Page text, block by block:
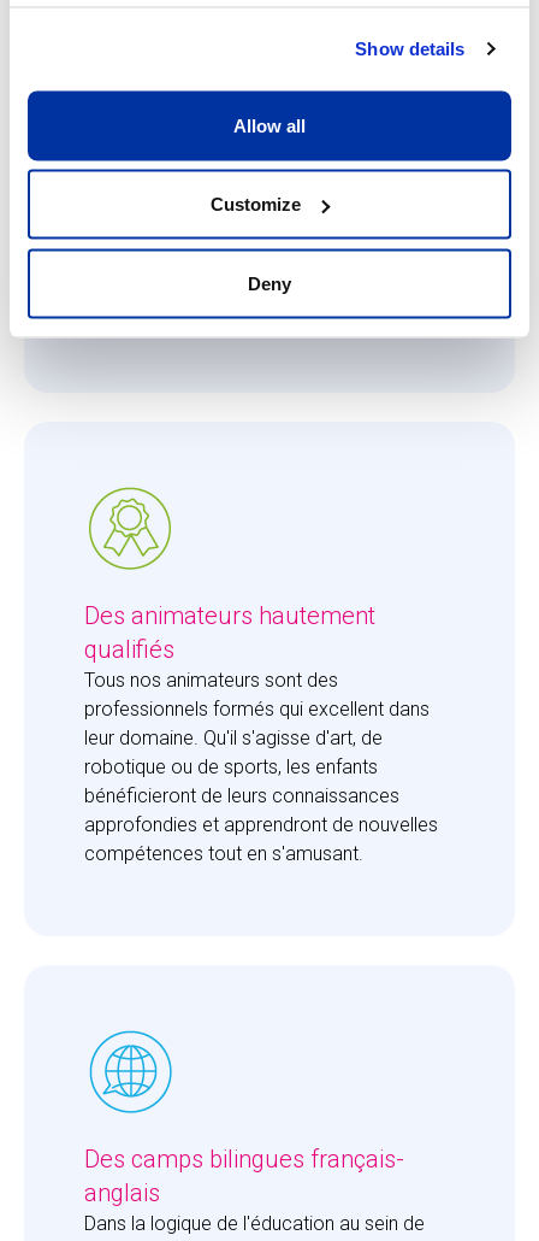
Show details
Allow all
Customize
Deny
Un excellent ratio d’un adulte pour
Ce qui nous importe, c'est que chaque
enfant reçoive toute l'attention qu'il ou elle
permet à nos animateurs de se consacrer
entièrement aux enfants et de leur apporter
Des animateurs hautement
qualifiés
Tous nos animateurs sont des
professionnels formés qui excellent dans
leur domaine. Qu'il s'agisse d'art, de
robotique ou de sports, les enfants
bénéficieront de leurs connaissances
approfondies et apprendront de nouvelles
compétences tout en s'amusant.
Des camps bilingues français-
anglais
Dans la logique de l'éducation au sein de